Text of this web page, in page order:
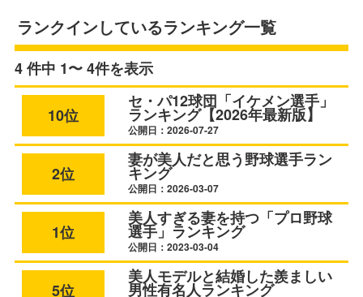
ランクインしているランキング一覧
4 件中 1〜 4件を表示
10位
セ・パ12球団「イケメン選手」
ランキング【2026年最新版】
公開日：2026-07-27
2位
妻が美人だと思う野球選手ラン
キング
公開日：2026-03-07
1位
美人すぎる妻を持つ「プロ野球
選手」ランキング
公開日：2023-03-04
5位
美人モデルと結婚した羨ましい
男性有名人ランキング